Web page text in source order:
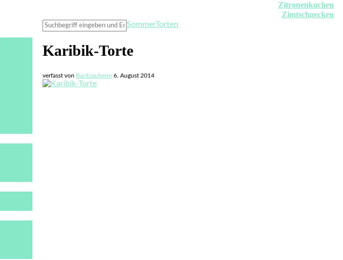
Zitronenkuchen
Zimtschnecken
SommerTorten
Karibik-Torte
verfasst von Backzauberin 6. August 2014